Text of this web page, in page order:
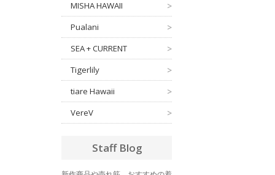
MISHA HAWAII >
Pualani >
SEA + CURRENT >
Tigerlily >
tiare Hawaii >
VereV >
Staff Blog